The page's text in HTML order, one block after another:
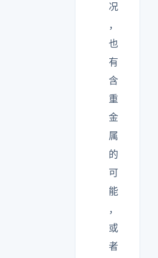
况
，
也
有
含
重
金
属
的
可
能
，
或
者